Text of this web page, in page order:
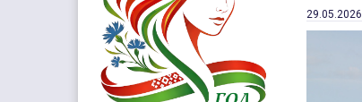
29.05.2026